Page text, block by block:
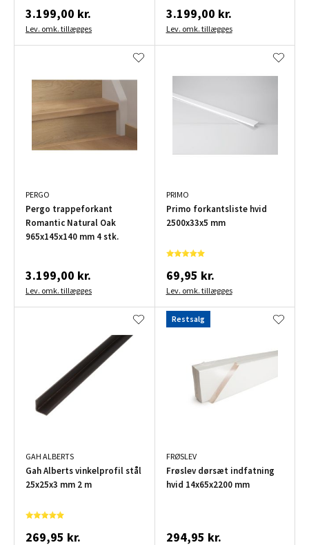
3.199,00 kr.
Lev. omk. tillægges
3.199,00 kr.
Lev. omk. tillægges
PERGO
Pergo trappeforkant
Romantic Natural Oak
965x145x140 mm 4 stk.
3.199,00 kr.
Lev. omk. tillægges
PRIMO
Primo forkantsliste hvid
2500x33x5 mm
69,95 kr.
Lev. omk. tillægges
GAH ALBERTS
Gah Alberts vinkelprofil stål
25x25x3 mm 2 m
269,95 kr.
Restsalg
FRØSLEV
Frøslev dørsæt indfatning
hvid 14x65x2200 mm
294,95 kr.